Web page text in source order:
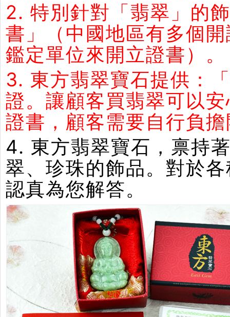
2. 特別針對「翡翠」的
書」（中國地區有多個
鑑定單位來開立證書）。
3. 東方翡翠寶石提供：
證。讓顧客買翡翠可以
證書，顧客需要自行負
4. 東方翡翠寶石，禀持
翠、珍珠的飾品。對於
認真為您解答。